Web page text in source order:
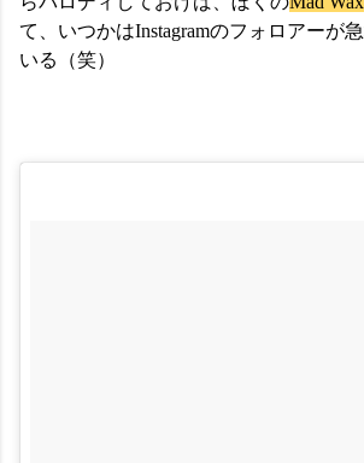
て、いつかはInstagramのフォロアーが
いる（笑）